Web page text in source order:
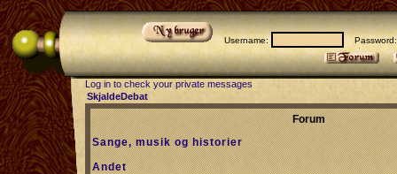
Username:
Log in to check your private messages
SkjaldeDebat
Forum
Sange, musik og historier
Andet